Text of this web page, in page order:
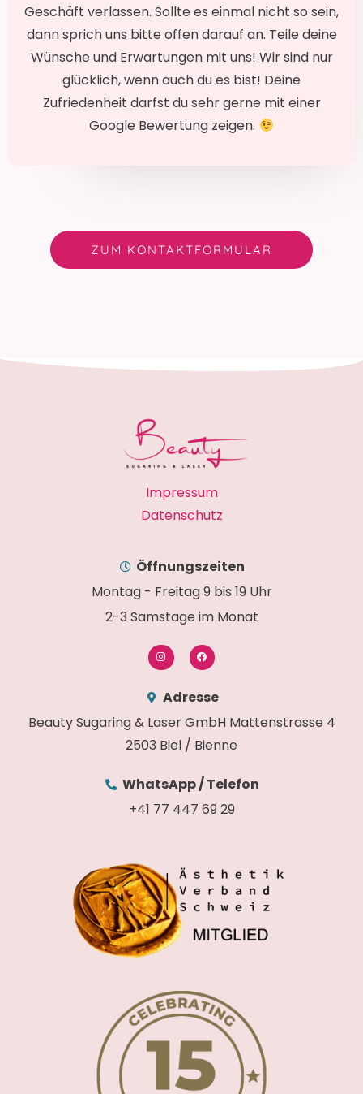
Geschäft verlassen. Sollte es einmal nicht so sein,
dann sprich uns bitte offen darauf an. Teile deine
Wünsche und Erwartungen mit uns! Wir sind nur
glücklich, wenn auch du es bist! Deine
Zufriedenheit darfst du sehr gerne mit einer
Google Bewertung zeigen.
ZUM KONTAKTFORMULAR
Impressum
Datenschutz
Öffnungszeiten
Montag - Freitag 9 bis 19 Uhr
2-3 Samstage im Monat
Adresse
Beauty Sugaring & Laser GmbH Mattenstrasse 4
2503 Biel / Bienne
WhatsApp / Telefon
+41 77 447 69 29